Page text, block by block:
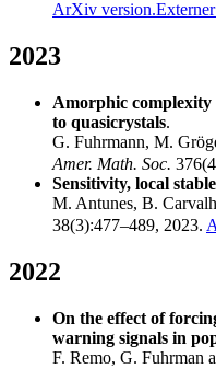
ArXiv version.
2023
Amorphic
to quasicrystals.
G. Fuhrmann, M.
Amer. Math. Soc.
Sensitivity, local
M. Antunes, B.
38(3):477–489, 2023.
2022
On the effect of
warning signals in
F. Remo, G. Fuhrman